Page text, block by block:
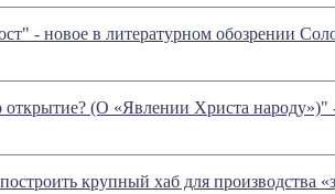
- новое в литературном обозрении
открытие? (О «Явлении Христа
крупный хаб для производства